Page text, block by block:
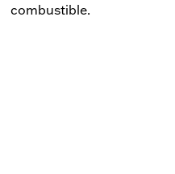
combustible.